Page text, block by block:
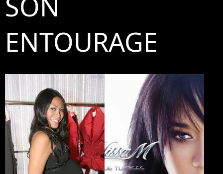
ENTOURAGE